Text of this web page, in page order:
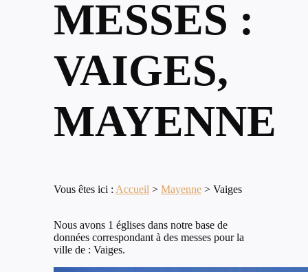
MESSES :
VAIGES,
MAYENNE
Vous êtes ici : Accueil > Mayenne > Vaiges
Nous avons 1 églises dans notre base de
données correspondant à des messes pour la
ville de : Vaiges.